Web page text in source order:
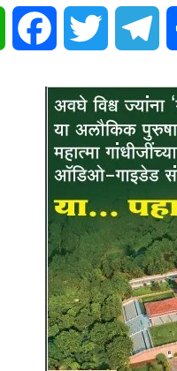
WhatsApp Facebook Twitter